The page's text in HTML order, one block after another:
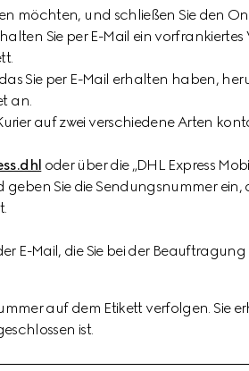
möchten, und schließen Sie den
Sie per E-Mail ein vorfrankiertes
Sie per E-Mail erhalten haben,
an.
auf zwei verschiedene Arten
oder über die „DHL Express
Sie die Sendungsnummer ein,
E-Mail, die Sie bei der
auf dem Etikett verfolgen. Sie
ist.